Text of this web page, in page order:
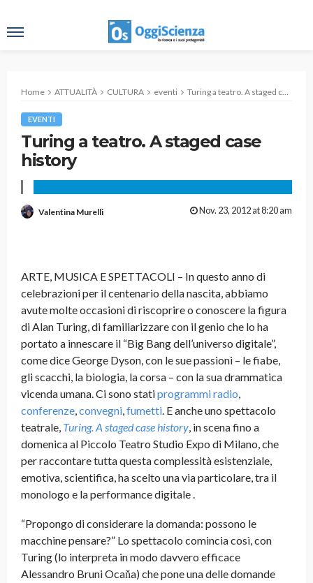
Home ATTUALITÀ CULTURA eventi Turing a teatro. A staged case history
EVENTI
Turing a teatro. A staged case
history
Valentina Murelli Nov. 23, 2012 at 8:20 am
ARTE, MUSICA E SPETTACOLI – In questo anno di
celebrazioni per il centenario della nascita, abbiamo
avute molte occasioni di riscoprire o conoscere la figura
di Alan Turing, di familiarizzare con il genio che lo ha
portato a innescare il “Big Bang dell’universo digitale”,
come dice George Dyson, con le sue passioni – le fiabe,
gli scacchi, la biologia, la corsa – con la sua drammatica
vicenda umana. Ci sono statiprogrammi radio,
conferenze,convegni,fumetti. E anche uno spettacolo
teatrale, Turing. A staged case history, in scena fino a
domenica al Piccolo Teatro Studio Expo di Milano, che
per raccontare tutta questa complessità esistenziale,
emotiva, scientifica, ha scelto una via particolare, tra il
monologo e la performance digitale.
“Propongo di considerare la domanda: possono le
macchine pensare?” Lo spettacolo comincia così, con
Turing (lo interpreta in modo davvero efficace
Alessandro Bruni Ocaňa) che pone una delle domande